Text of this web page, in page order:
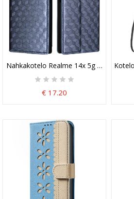
Nahkakotelo Realme 14x 5g
€ 17.20